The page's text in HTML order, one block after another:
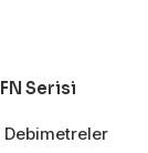
Serisi
Debimetreler